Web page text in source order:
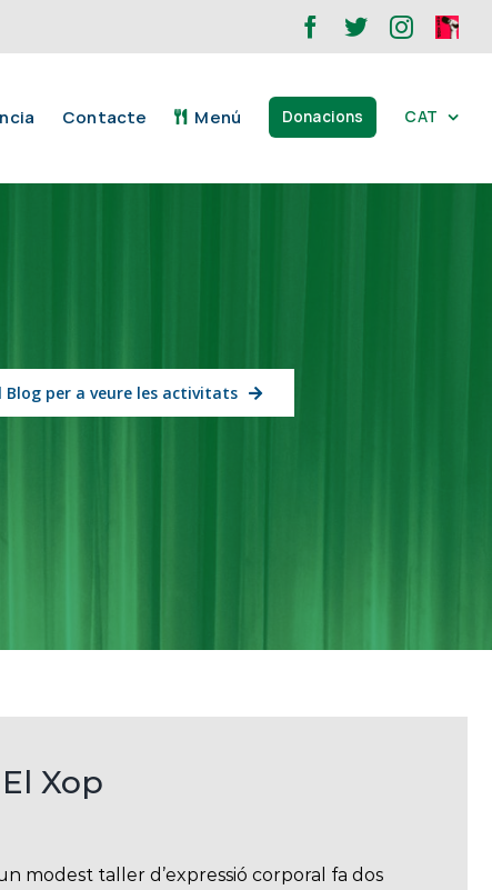
Facebook
Twitter ONA
XOP
Contacte Menú Donacions CAT
Blog per a veure les activitats
Xop
modest taller d’expressió corporal fa dos